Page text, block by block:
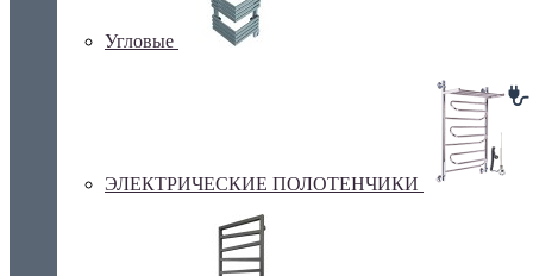
Угловые
ЭЛЕКТРИЧЕСКИЕ ПОЛОТЕНЧИКИ